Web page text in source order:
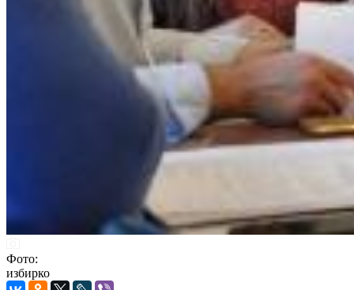
Фото:
избирко